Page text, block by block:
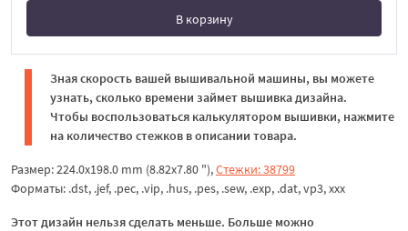
В корзину
В корзине
Зная скорость вашей вышивальной машины, вы можете
узнать, сколько времени займет вышивка дизайна.
Чтобы воспользоваться калькулятором вышивки, нажмите
на количество стежков в описании товара.
Размер: 224.0x198.0 mm (8.82x7.80 "),Стежки: 38799
Форматы: .dst, .jef, .pec, .vip, .hus, .pes, .sew, .exp, .dat, vp3, xxx
Этот дизайн нельзя сделать меньше. Больше можно